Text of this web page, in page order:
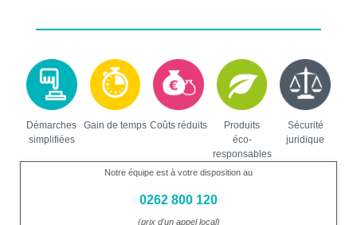
Démarches
simplifiées
Gain de temps Coûts réduits
Produits
éco-
responsables
Sécurité
juridique
Notre équipe est à votre disposition au
0262 800 120
(prix d'un appel local)